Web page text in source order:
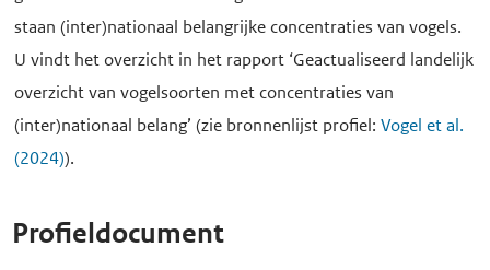
staan (inter)nationaal belangrijke concentraties van vogels.
U vindt het overzicht in het rapport ‘Geactualiseerd landelijk
overzicht van vogelsoorten met concentraties van
(inter)nationaal belang’ (zie bronnenlijst profiel: Vogel et al.
(2024)).
Profieldocument